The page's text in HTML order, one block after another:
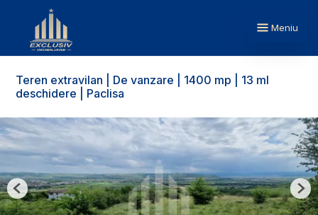
Meniu
Teren extravilan | De vanzare | 1400 mp | 13 ml
deschidere | Paclisa
Previous